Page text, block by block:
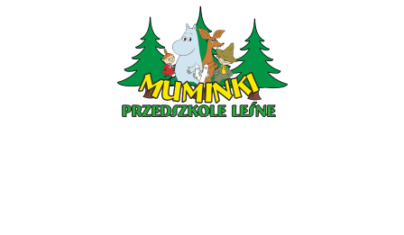
PRZEDSZKOLE PIOTRKÓW
PRZEDSZKOLE KLESZCZÓW